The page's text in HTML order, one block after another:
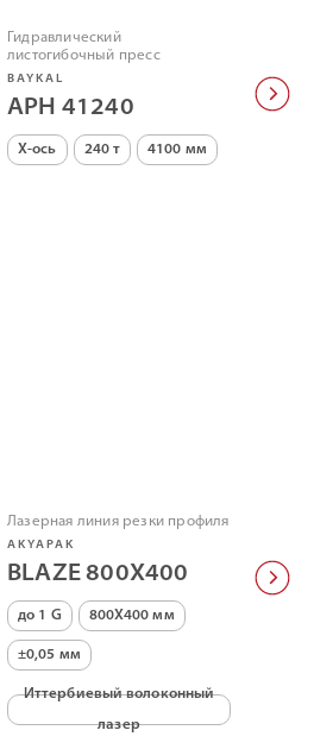
Гидравлический
листогибочный пресс
BAYKAL
APH 41240
X-ось 240 т 4100 мм
Лазерная линия резки профиля
AKYAPAK
BLAZE 800X400
до 1 G 800X400 мм
±0,05 мм
Иттербиевый волоконный
лазер